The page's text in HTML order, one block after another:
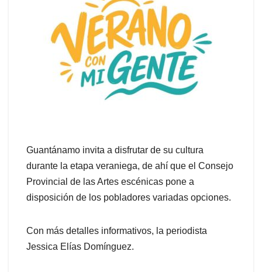
Guantánamo invita a disfrutar de su cultura
durante la etapa veraniega, de ahí que el Consejo
Provincial de las Artes escénicas pone a
disposición de los pobladores variadas opciones.
Con más detalles informativos, la periodista
Jessica Elías Domínguez.